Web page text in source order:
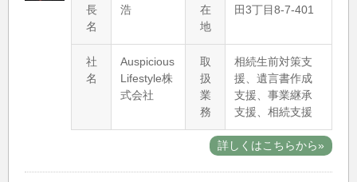
長
名
浩
在
地
田3丁目8-7-401
社
名
Auspicious
Lifestyle株
式会社
取
扱
業
務
相続生前対策支
援、遺言書作成
支援、事業継承
支援、相続支援
詳しくはこちらから»